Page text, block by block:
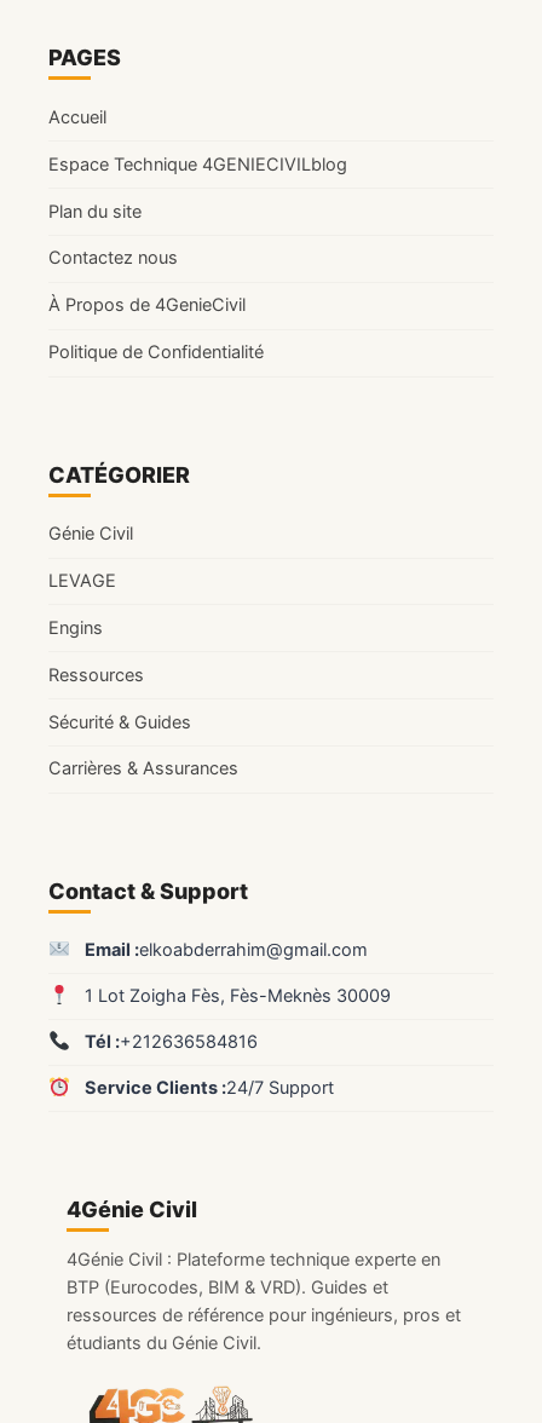
4Génie Civil
4Génie Civil : Plateforme technique experte en
BTP (Eurocodes, BIM & VRD). Guides et
ressources de référence pour ingénieurs, pros et
étudiants du Génie Civil.
Contact & Support
Email :elkoabderrahim@gmail.com
1 Lot Zoigha Fès, Fès-Meknès 30009
Tél :+212636584816
Service Clients :24/7 Support
CATÉGORIER
Génie Civil
LEVAGE
Engins
Ressources
Sécurité & Guides
Carrières & Assurances
PAGES
Accueil
Espace Technique 4GENIECIVILblog
Plan du site
Contactez nous
À Propos de 4GenieCivil
Politique de Confidentialité